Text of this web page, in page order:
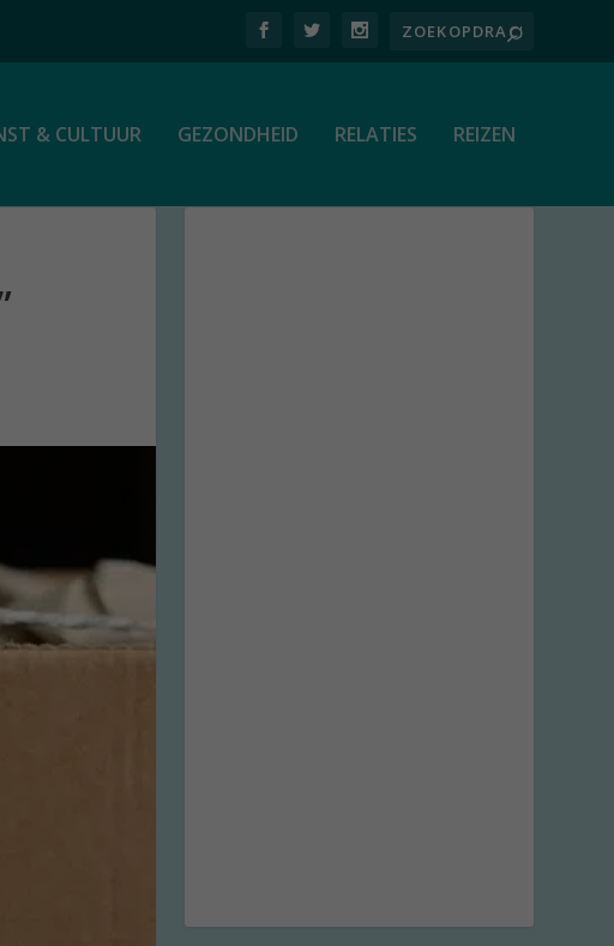
& CULTUUR GEZONDHEID RELATIES REIZEN